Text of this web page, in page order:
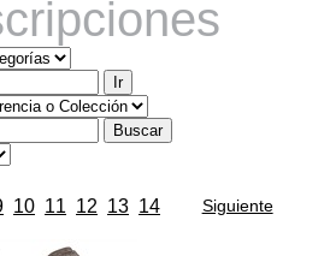
10 11 12 13 14 Siguiente